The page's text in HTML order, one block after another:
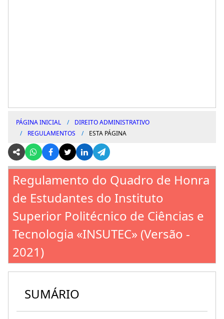
PÁGINA INICIAL
DIREITO ADMINISTRATIVO
REGULAMENTOS
ESTA PÁGINA
Regulamento do Quadro de Honra
de Estudantes do Instituto
Superior Politécnico de Ciências e
Tecnologia «INSUTEC» (Versão -
2021)
SUMÁRIO